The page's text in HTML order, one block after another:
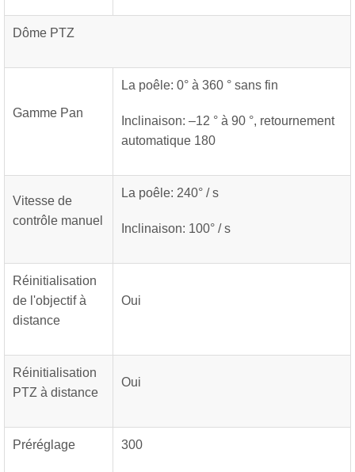
Dôme PTZ
Gamme Pan
La poêle: 0° à 360 ° sans fin
Inclinaison: –12 ° à 90 °, retournement
automatique 180
Vitesse de
contrôle manuel
La poêle: 240° / s
Inclinaison: 100° / s
Réinitialisation
de l'objectif à
distance
Oui
Réinitialisation
PTZ à distance
Oui
Préréglage 300